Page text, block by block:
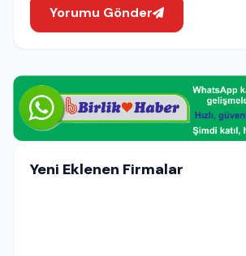
Yorumu Gönder
Yeni Eklenen Firmalar